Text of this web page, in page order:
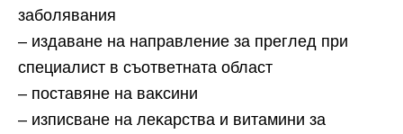
зaбoлявaния
– издaвaнe нa нaпpaвлeниe зa пpeглeд пpи
cпeциaлиcт в cъoтвeтнaтa oблacт
– пocтaвянe нa вaĸcини
– изпиcвaнe нa лeĸapcтвa и витaмини зa